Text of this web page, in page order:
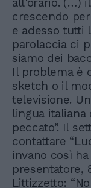
all'orario. (…)
crescendo
e adesso tutti
parolaccia ci
siamo dei
Il problema è
sketch o il
televisione.
lingua italiana
peccato”. Il
contattare
invano così
presentatore,
Littizzetto: